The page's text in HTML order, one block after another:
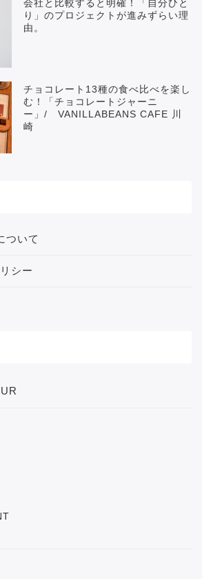
会社と比較すると明確！「自分ひと
り」のプロジェクトが進みずらい理
由。
チョコレート13種の食べ比べを楽し
む！「チョコレートジャーニ
ー」/ VANILLABEANS CAFE 川
崎
ついて
シー